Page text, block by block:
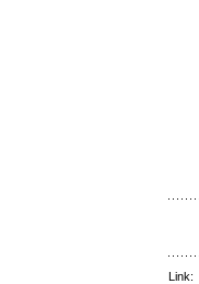
Link: